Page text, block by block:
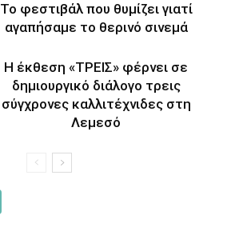
Το φεστιβάλ που θυμίζει γιατί
αγαπήσαμε το θερινό σινεμά
Η έκθεση «ΤΡΕΙΣ» φέρνει σε
δημιουργικό διάλογο τρεις
σύγχρονες καλλιτέχνιδες στη
Λεμεσό